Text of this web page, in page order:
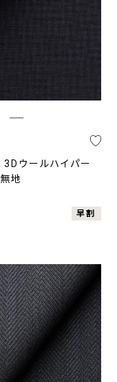
3Dウールハイパー
地
早割